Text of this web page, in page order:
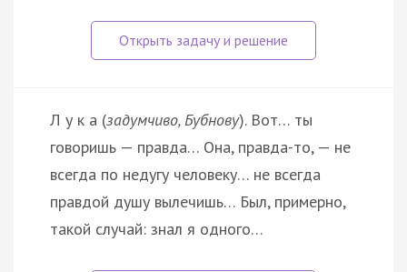
Л у к а (задумчиво, Бубнову). Вот… ты
говоришь — правда… Она, правда-то, — не
всегда по недугу человеку… не всегда
правдой душу вылечишь… Был, примерно,
такой случай: знал я одного…